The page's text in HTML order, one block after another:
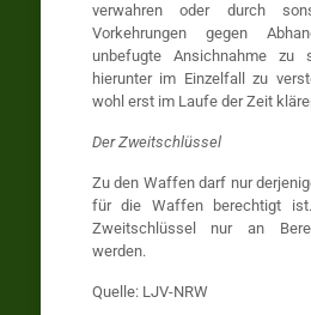
verwahren oder durch
Vorkehrungen gegen
unbefugte Ansichnahme zu
hierunter im Einzelfall zu
wohl erst im Laufe der Zeit
Der Zweitschlüssel
Zu den Waffen darf nur
für die Waffen berechtigt
Zweitschlüssel nur an
werden.
Quelle: LJV-NRW